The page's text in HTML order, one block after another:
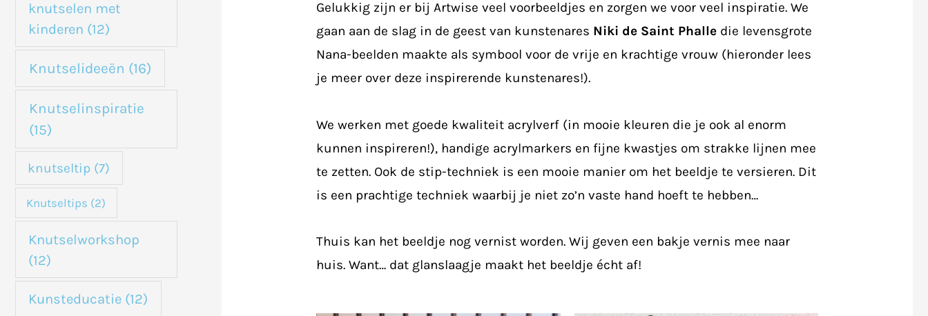
knutselen met
kinderen (12)
Knutselideeën (16)
Knutselinspiratie
(15)
knutseltip (7)
Knutseltips (2)
Knutselworkshop
(12)
Kunsteducatie (12)
Gelukkig zijn er bij Artwise veel voorbeeldjes en zorgen we voor veel inspiratie. We
gaan aan de slag in de geest van kunstenares Niki de Saint Phalledie levensgrote
Nana-beelden maakte als symbool voor de vrije en krachtige vrouw (hieronder lees
je meer over deze inspirerende kunstenares!).
We werken met goede kwaliteit acrylverf (in mooie kleuren die je ook al enorm
kunnen inspireren!), handige acrylmarkers en fijne kwastjes om strakke lijnen mee
te zetten. Ook de stip-techniek is een mooie manier om het beeldje te versieren. Dit
is een prachtige techniek waarbij je niet zo’n vaste hand hoeft te hebben…
Thuis kan het beeldje nog vernist worden. Wij geven een bakje vernis mee naar
huis. Want… dat glanslaagje maakt het beeldje écht af!